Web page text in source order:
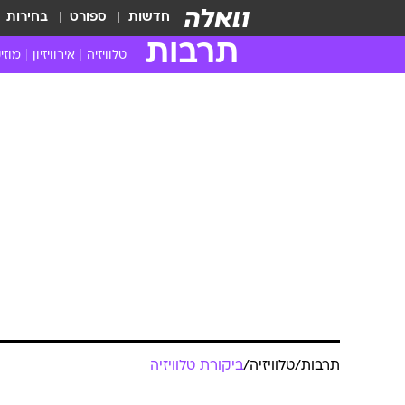
חדשות ספורט בחירות
תרבות טלוויזיה אירוויזיון
תרבות/טלוויזיה/ביקורת טלוויזיה